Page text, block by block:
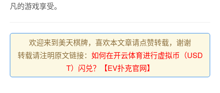
凡的游戏享受。
欢迎来到美天棋牌，喜欢本文章请点赞转载，谢谢
转载请注明原文链接： 如何在开云体育进行虚拟币（USD
T）闪兑？【EV扑克官网】